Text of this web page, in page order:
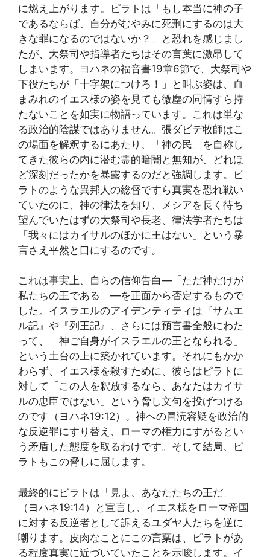
に燃え上がります。ピラトは「もし本当に神の子
であるならば、自分がむやみに死刑にするのは大
きな罪になるのではないか？」と恐れを感じまし
たが、大祭司や指導者たちはその言葉に激昂して
しまいます。ヨハネの福音書19章6節で、大祭司や
下役たちが「十字架につけろ！」と叫ぶ姿は、血
まみれのイエス様の姿を見ても微塵の同情すら持
たないことを如実に物語っています。これは単な
る政治的陰謀ではありません。張ダビデ牧師はこ
の場面を解釈するにあたり、「神の民」を自称し
てきた彼らの内に潜む霊的暗闇と無知が、どれほ
ど深刻だったかを暴露するのだと強調します。ピ
ラトのような異邦人の総督ですら真実を恐れ戦い
ていたのに、神の律法を知り、メシアを長く待ち
望んでいたはずの大祭司や長老、律法学者たちは
「我々にはカイサルのほかに王はない」という暴
言さえ平然と口にするのです。
これは事実上、自らの信仰告白—「ただ神だけが
私たちの王である」—を正面から否定するもので
した。イスラエルのアイデンティティは『サムエ
ル記』や『列王記』、さらには預言書全般にわた
って、「神ご自身がイスラエルの王となられる」
という土台の上に築かれています。それにもかか
わらず、イエス様を殺すために、彼らはピラトに
対して「この人を釈放するなら、あなたはカイサ
ルの忠臣ではない」という脅し文句を投げつける
のです（ヨハネ19:12）。神への冒涜容疑を政治的
な反逆罪にすり替え、ローマの権力にすがるとい
う矛盾した態度を取るわけです。そして結局、ピ
ラトもこの脅しに屈します。
最終的にピラトは「見よ、あなたたちの王だ」
（ヨハネ19:14）と宣言し、イエス様をローマ帝国
に対する反逆者として訴えるユダヤ人たちを逆に
嘲ります。皮肉なことにこの言葉は、ピラトがあ
る程度真実に近づいていたことを示唆します。イ